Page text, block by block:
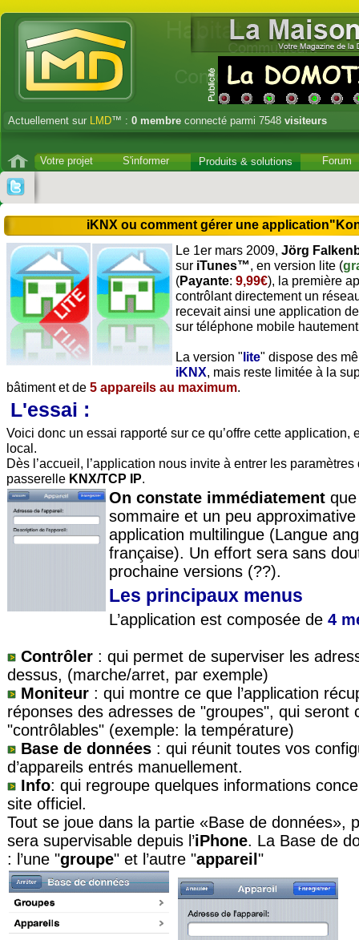
Actuellement sur LMD™ : 0 membre connecté parmi 7548 visiteurs
Votre projet S'informer Produits & solutions Forum
iKNX ou comment gérer une
Le 1er mars 2009, Jörg
sur iTunes™, en version lite (
(Payante: 9,99€), la première
contrôlant directement un
recevait ainsi une application
sur téléphone mobile
La version "lite" dispose des
iKNX, mais reste limitée à la
bâtiment et de 5 appareils au maximum.
L'essai :
Voici donc un essai rapporté sur ce qu’offre cette application,
local.
Dès l’accueil, l’application nous invite à entrer les
passerelle KNX/TCP IP.
On constate immédiatement
sommaire et un peu
application multilingue (Langue
française). Un effort sera sans
prochaine versions (??).
Les principaux menus
L’application est composée de 4
Contrôler : qui permet de superviser les
dessus, (marche/arret, par exemple)
Moniteur : qui montre ce que l’application
réponses des adresses de "groupes", qui seront
"contrôlables" (exemple: la température)
Base de données : qui réunit toutes vos
d’appareils entrés manuellement.
Info: qui regroupe quelques informations
site officiel.
Tout se joue dans la partie «Base de données»,
sera supervisable depuis l’iPhone. La Base de
: l’une "groupe" et l’autre "appareil "